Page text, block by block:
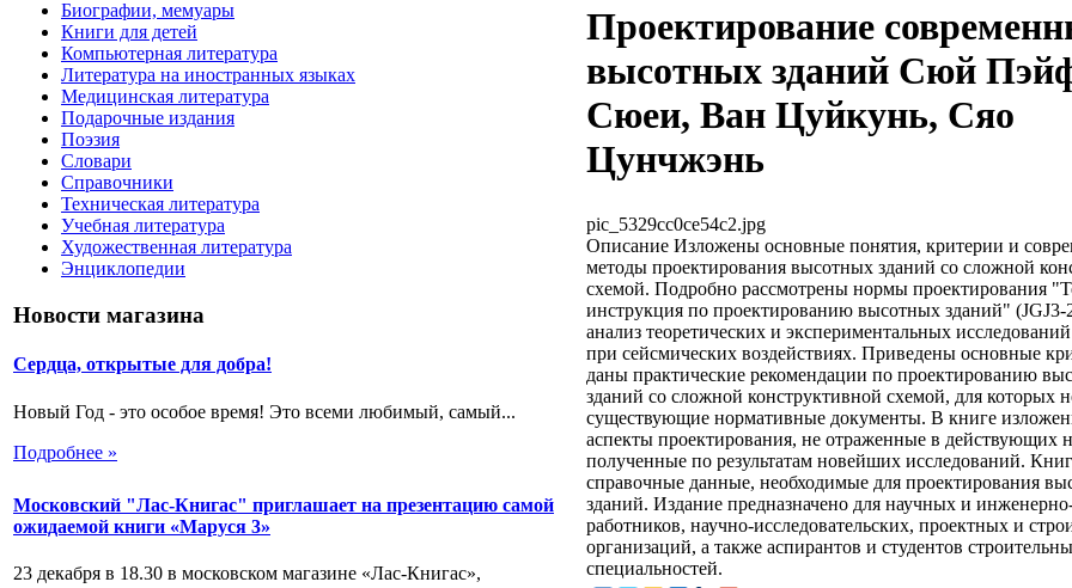
Биографии, мемуары
Книги для детей
Компьютерная литература
Литература на иностранных языках
Медицинская литература
Подарочные издания
Поэзия
Словари
Справочники
Техническая литература
Учебная литература
Художественная литература
Энциклопедии
Новости магазина
Сердца, открытые для добра!
Новый Год - это особое время! Это всеми любимый, самый...
Подробнее »
Московский "Лас-Книгас" приглашает на презентацию самой
ожидаемой книги «Маруся 3»
23 декабря в 18.30 в московском магазине «Лас-Книгас»,
Проектирование
высотных зданий Сюй
Сюеи, Ван Цуйкунь, Сяо
Цунчжэнь
pic_5329cc0ce54c2.jpg
Описание Изложены основные понятия, критерии и
методы проектирования высотных зданий со сложной
схемой. Подробно рассмотрены нормы проектирования
инструкция по проектированию высотных зданий" (JGJ3-
анализ теоретических и экспериментальных
при сейсмических воздействиях. Приведены основные
даны практические рекомендации по проектированию
зданий со сложной конструктивной схемой, для которых
существующие нормативные документы. В книге
аспекты проектирования, не отраженные в действующих
полученные по результатам новейших исследований.
справочные данные, необходимые для проектирования
зданий. Издание предназначено для научных и
работников, научно-исследовательских, проектных и
организаций, а также аспирантов и студентов
специальностей.